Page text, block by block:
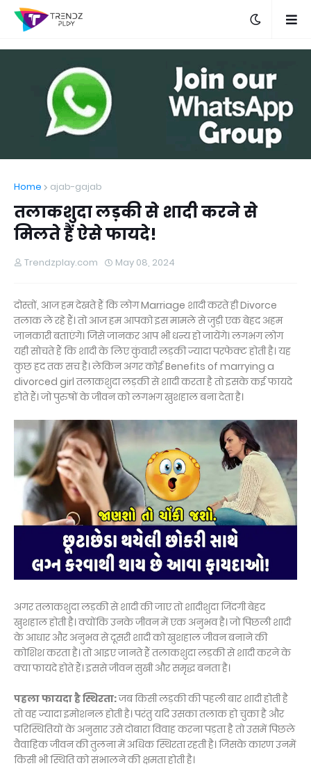
Home ajab-gajab
तलाकशुदा लड़की से शादी करने से
मिलते हैं ऐसे फायदे!
Trendzplay.com May 08, 2024
दोस्तों, आज हम देखते हैं कि लोग Marriage शादी करते ही Divorce
तलाक ले रहे हैं। तो आज हम आपको इस मामले से जुड़ी एक बेहद अहम
जानकारी बताएंगे। जिसे जानकर आप भी धन्य हो जायेंगे। लगभग लोग
यही सोचते हैं कि शादी के लिए कुंवारी लड़की ज्यादा परफेक्ट होती है। यह
कुछ हद तक सच है। लेकिन अगर कोई Benefits of marrying a
divorced girl तलाकशुदा लड़की से शादी करता है तो इसके कई फायदे
होते हैं। जो पुरुषों के जीवन को लगभग खुशहाल बना देता है।
अगर तलाकशुदा लड़की से शादी की जाए तो शादीशुदा जिंदगी बेहद
खुशहाल होती है। क्योंकि उनके जीवन में एक अनुभव है। जो पिछली शादी
के आधार और अनुभव से दूसरी शादी को खुशहाल जीवन बनाने की
कोशिश करता है। तो आइए जानते हैं तलाकशुदा लड़की से शादी करने के
क्या फायदे होते हैं। इससे जीवन सुखी और समृद्ध बनता है।
पहला फायदा है स्थिरता:जब किसी लड़की की पहली बार शादी होती है
तो वह ज्यादा इमोशनल होती है। परंतु यदि उसका तलाक हो चुका है और
परिस्थितियों के अनुसार उसे दोबारा विवाह करना पड़ता है तो उसमें पिछले
वैवाहिक जीवन की तुलना में अधिक स्थिरता रहती है। जिसके कारण उनमें
किसी भी स्थिति को संभालने की क्षमता होती है।